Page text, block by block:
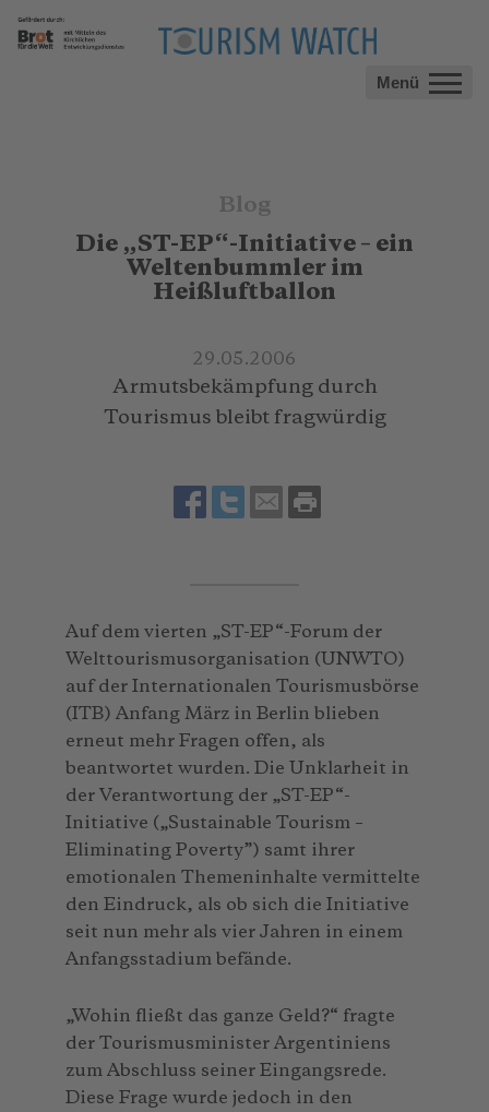
Menü
Blog
Die „ST-EP“-Initiative – ein
Weltenbummler im
Heißluftballon
29.05.2006
Armutsbekämpfung durch
Tourismus bleibt fragwürdig
Auf dem vierten „ST-EP“-Forum der
Welttourismusorganisation (UNWTO)
auf der Internationalen Tourismusbörse
(ITB) Anfang März in Berlin blieben
erneut mehr Fragen offen, als
beantwortet wurden. Die Unklarheit in
der Verantwortung der „ST-EP“-
Initiative („Sustainable Tourism –
Eliminating Poverty”) samt ihrer
emotionalen Themeninhalte vermittelte
den Eindruck, als ob sich die Initiative
seit nun mehr als vier Jahren in einem
Anfangsstadium befände.
„Wohin fließt das ganze Geld?“ fragte
der Tourismusminister Argentiniens
zum Abschluss seiner Eingangsrede.
Diese Frage wurde jedoch in den